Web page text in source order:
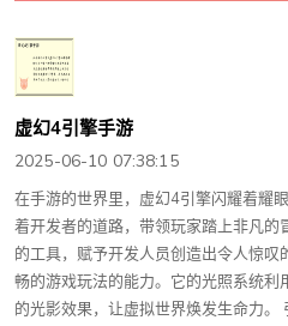
虚幻4引擎手游
2025-06-10 07:38:15
在手游的世界里，虚幻4引擎闪耀着耀
着开发者的道路，带领玩家踏上非凡
的工具，赋予开发人员创造出令人惊
畅的游戏玩法的能力。它的光照系统
的光影效果，让虚拟世界焕发生命力。